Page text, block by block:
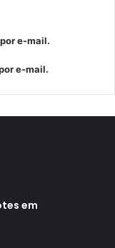
e-mail.
e-mail.
em